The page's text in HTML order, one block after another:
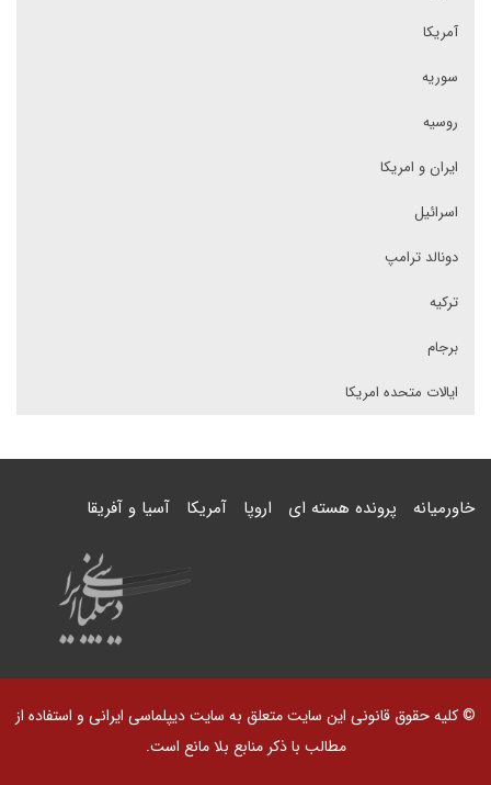
آمریکا
سوریه
روسیه
ایران و امریکا
اسرائیل
دونالد ترامپ
ترکیه
برجام
ایالات متحده امریکا
خاورمیانه پرونده هسته ای اروپا آمریکا آسیا و آفریقا
© کلیه حقوق قانونی این سایت متعلق به سایت دیپلماسی ایرانی و استفاده از
مطالب با ذکر منابع بلا مانع است.